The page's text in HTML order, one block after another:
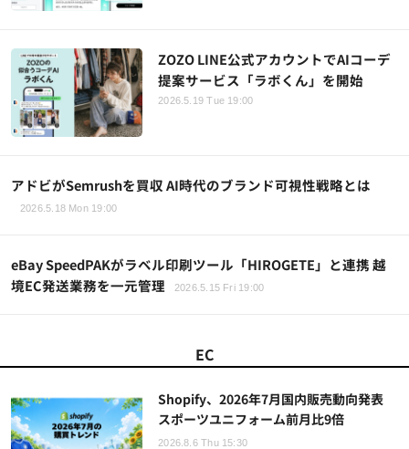
ZOZO LINE公式アカウントでAIコーデ
提案サービス「ラボくん」を開始
2026.5.19 Tue 19:00
アドビがSemrushを買収 AI時代のブランド可視性戦略とは
2026.5.18 Mon 19:00
eBay SpeedPAKがラベル印刷ツール「HIROGETE」と連携 越
境EC発送業務を一元管理
2026.5.15 Fri 19:00
EC
Shopify、2026年7月国内販売動向発表
スポーツユニフォーム前月比9倍
2026.8.6 Thu 15:30